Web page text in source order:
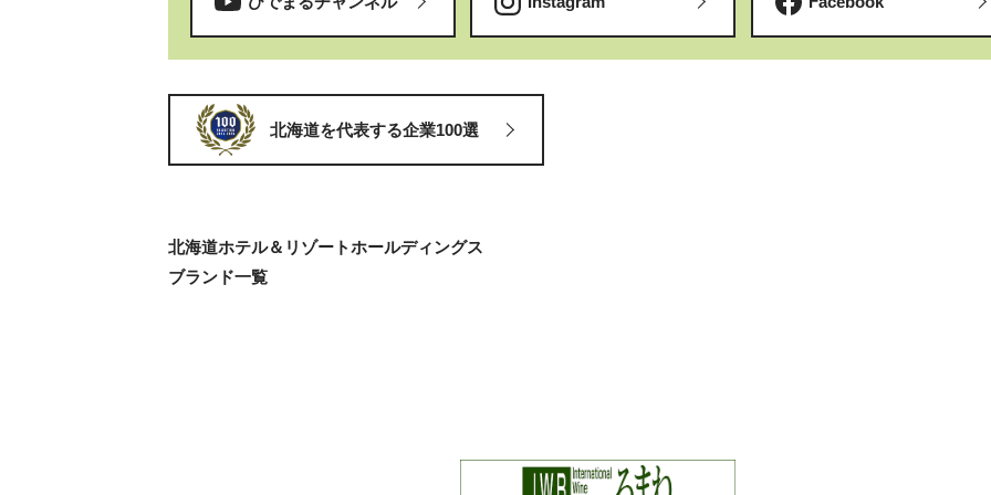
北海道を代表する企業100選
北海道ホテル＆リゾートホールディングス
ブランド一覧